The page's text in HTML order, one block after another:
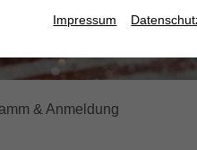
& Anmeldung
Impressum